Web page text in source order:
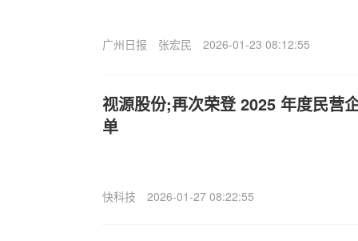
广州日报 张宏民 2026-01-23 08:12:55
视源股份;再次荣登 2025 年度民营
单
快科技 2026-01-27 08:22:55